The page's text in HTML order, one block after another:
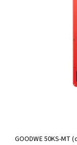
GOODWE 50KS-MT